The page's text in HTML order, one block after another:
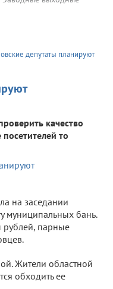
депутаты планируют
качество
то
на заседании
муниципальных бань.
рублей, парные
Жители областной
обходить ее